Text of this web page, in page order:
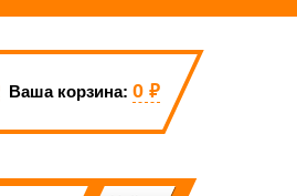
Ваша корзина: 0 ₽